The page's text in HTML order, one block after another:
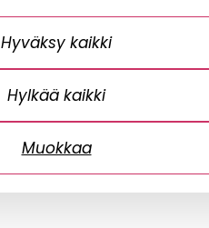
Hyväksy kaikki
Hylkää kaikki
Muokkaa